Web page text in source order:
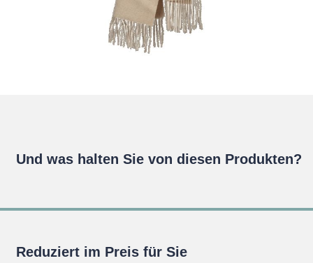
Und was halten Sie von diesen Produkten?
Reduziert im Preis für Sie